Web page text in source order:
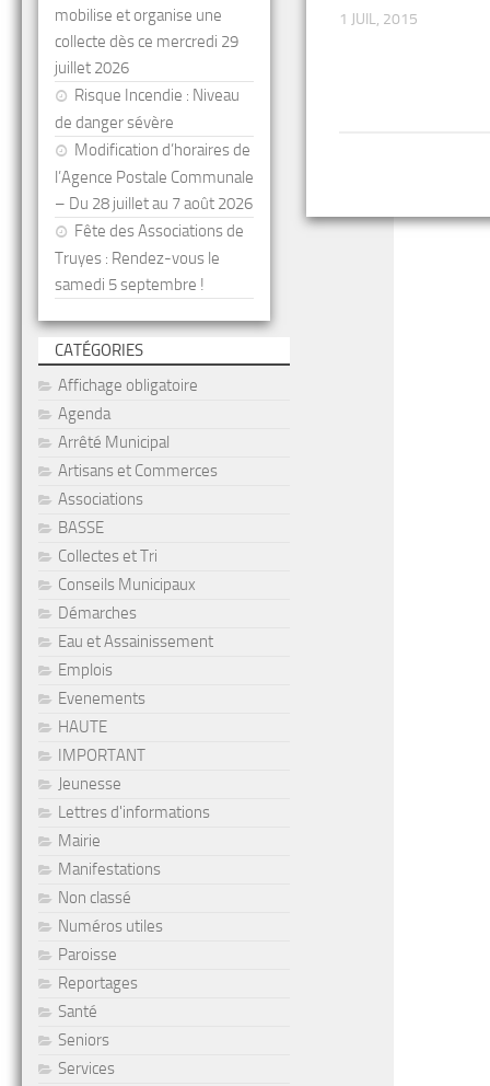
1 JUIL, 2015
mobilise et organise une
collecte dès ce mercredi 29
juillet 2026
Risque Incendie : Niveau
de danger sévère
Modification d’horaires de
l’Agence Postale Communale
– Du 28 juillet au 7 août 2026
Fête des Associations de
Truyes : Rendez-vous le
samedi 5 septembre !
CATÉGORIES
Affichage obligatoire
Agenda
Arrêté Municipal
Artisans et Commerces
Associations
BASSE
Collectes et Tri
Conseils Municipaux
Démarches
Eau et Assainissement
Emplois
Evenements
HAUTE
IMPORTANT
Jeunesse
Lettres d'informations
Mairie
Manifestations
Non classé
Numéros utiles
Paroisse
Reportages
Santé
Seniors
Services